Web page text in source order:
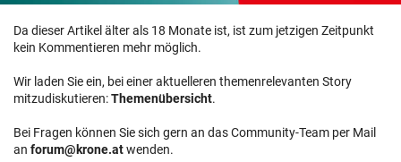
Da dieser Artikel älter als 18 Monate ist, ist zum jetzigen Zeitpunkt
kein Kommentieren mehr möglich.
Wir laden Sie ein, bei einer aktuelleren themenrelevanten Story
mitzudiskutieren:Themenübersicht.
Bei Fragen können Sie sich gern an das Community-Team per Mail
an forum@krone.atwenden.